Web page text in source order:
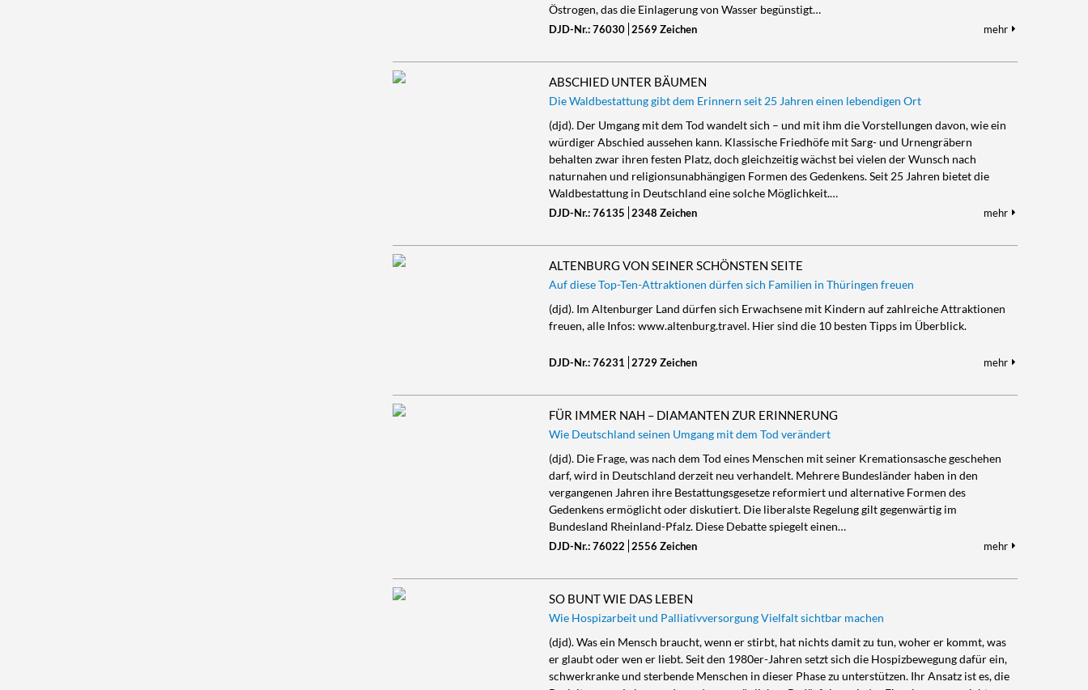
Östrogen, das die Einlagerung von Wasser begünstigt…
DJD-Nr.: 76030 2569 Zeichen mehr
ABSCHIED UNTER BÄUMEN
Die Waldbestattung gibt dem Erinnern seit 25 Jahren einen lebendigen Ort
(djd). Der Umgang mit dem Tod wandelt sich – und mit ihm die Vorstellungen davon, wie ein
würdiger Abschied aussehen kann. Klassische Friedhöfe mit Sarg- und Urnengräbern
behalten zwar ihren festen Platz, doch gleichzeitig wächst bei vielen der Wunsch nach
naturnahen und religionsunabhängigen Formen des Gedenkens. Seit 25 Jahren bietet die
Waldbestattung in Deutschland eine solche Möglichkeit.…
DJD-Nr.: 76135 2348 Zeichen mehr
ALTENBURG VON SEINER SCHÖNSTEN SEITE
Auf diese Top-Ten-Attraktionen dürfen sich Familien in Thüringen freuen
(djd). Im Altenburger Land dürfen sich Erwachsene mit Kindern auf zahlreiche Attraktionen
freuen, alle Infos: www.altenburg.travel. Hier sind die 10 besten Tipps im Überblick.
DJD-Nr.: 76231 2729 Zeichen mehr
FÜR IMMER NAH – DIAMANTEN ZUR ERINNERUNG
Wie Deutschland seinen Umgang mit dem Tod verändert
(djd). Die Frage, was nach dem Tod eines Menschen mit seiner Kremationsasche geschehen
darf, wird in Deutschland derzeit neu verhandelt. Mehrere Bundesländer haben in den
vergangenen Jahren ihre Bestattungsgesetze reformiert und alternative Formen des
Gedenkens ermöglicht oder diskutiert. Die liberalste Regelung gilt gegenwärtig im
Bundesland Rheinland-Pfalz. Diese Debatte spiegelt einen…
DJD-Nr.: 76022 2556 Zeichen mehr
SO BUNT WIE DAS LEBEN
Wie Hospizarbeit und Palliativversorgung Vielfalt sichtbar machen
(djd). Was ein Mensch braucht, wenn er stirbt, hat nichts damit zu tun, woher er kommt, was
er glaubt oder wen er liebt. Seit den 1980er-Jahren setzt sich die Hospizbewegung dafür ein,
schwerkranke und sterbende Menschen in dieser Phase zu unterstützen. Ihr Ansatz ist es, die